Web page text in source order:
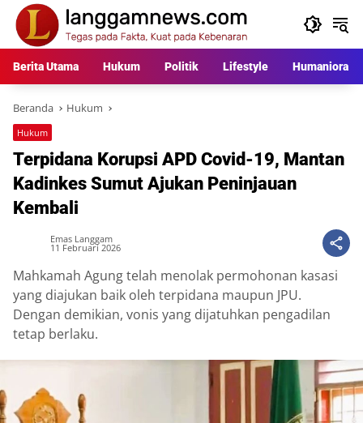
Langsung
konten
Berita Utama Hukum Politik Lifestyle Humaniora
Beranda Hukum
Hukum
Terpidana Korupsi APD Covid-19, Mantan
Kadinkes Sumut Ajukan Peninjauan
Kembali
Emas Langgam
11 Februari 2026
Mahkamah Agung telah menolak permohonan kasasi
yang diajukan baik oleh terpidana maupun JPU.
Dengan demikian, vonis yang dijatuhkan pengadilan
tetap berlaku.